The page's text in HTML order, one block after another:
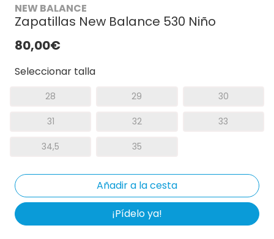
NEW BALANCE
Zapatillas New Balance 530 Niño
80,00€
Seleccionar talla
28 29 30
31 32 33
34,5 35
¡Pídelo ya!